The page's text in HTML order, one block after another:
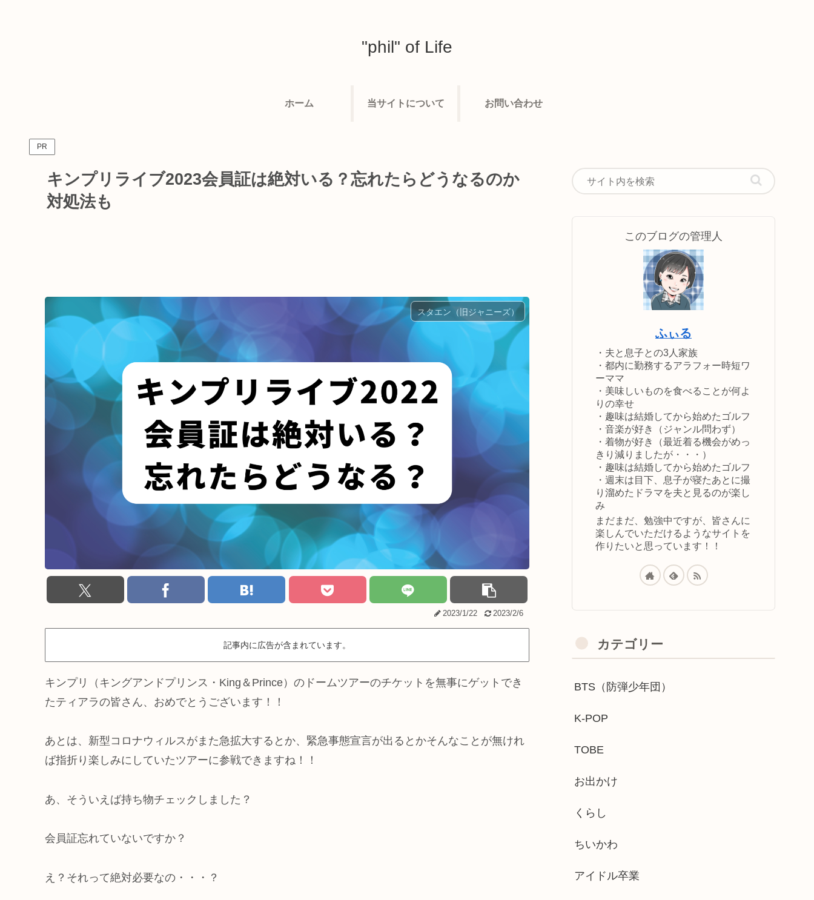
"phil" of Life
ホーム 当サイトについて お問い合わせ
PR
キンプリライブ2023会員証は絶対いる？忘れたらどうなるのか
対処法も
スタエン（旧ジャニーズ）
2023/1/22 2023/2/6
記事内に広告が含まれています。
キンプリ（キングアンドプリンス・King＆Prince）のドームツアーのチケットを無事にゲットでき
たティアラの皆さん、おめでとうございます！！
あとは、新型コロナウィルスがまた急拡大するとか、緊急事態宣言が出るとかそんなことが無けれ
ば指折り楽しみにしていたツアーに参戦できますね！！
あ、そういえば持ち物チェックしました？
会員証忘れていないですか？
え？それって絶対必要なの・・・？
このブログの管理人
ふぃる
・夫と息子との3人家族
・都内に勤務するアラフォー時短ワ
ーママ
・美味しいものを食べることが何よ
りの幸せ
・趣味は結婚してから始めたゴルフ
・音楽が好き（ジャンル問わず）
・着物が好き（最近着る機会がめっ
きり減りましたが・・・）
・趣味は結婚してから始めたゴルフ
・週末は目下、息子が寝たあとに撮
り溜めたドラマを夫と見るのが楽し
み
まだまだ、勉強中ですが、皆さんに
楽しんでいただけるようなサイトを
作りたいと思っています！！
カテゴリー
BTS（防弾少年団）
K-POP
TOBE
お出かけ
くらし
ちいかわ
アイドル卒業